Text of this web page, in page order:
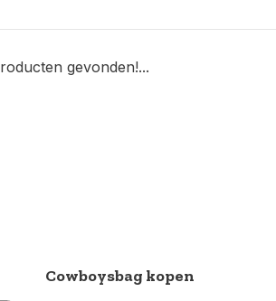
gevonden!...
Cowboysbag kopen